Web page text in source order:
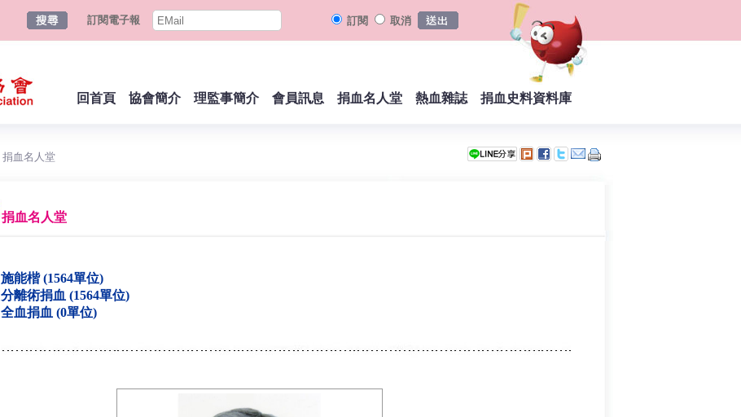
訂閱電子報 訂閱 取消
回首頁 協會簡介 理監事簡介 會員訊息 捐血名人堂 熱血雜誌 捐血史料資料庫
捐血名人堂
捐血名人堂
施能楷 (1564單位)
分離術捐血 (1564單位)
全血捐血 (0單位)